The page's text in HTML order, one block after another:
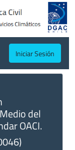
Iniciar Sesión
del
OACI.